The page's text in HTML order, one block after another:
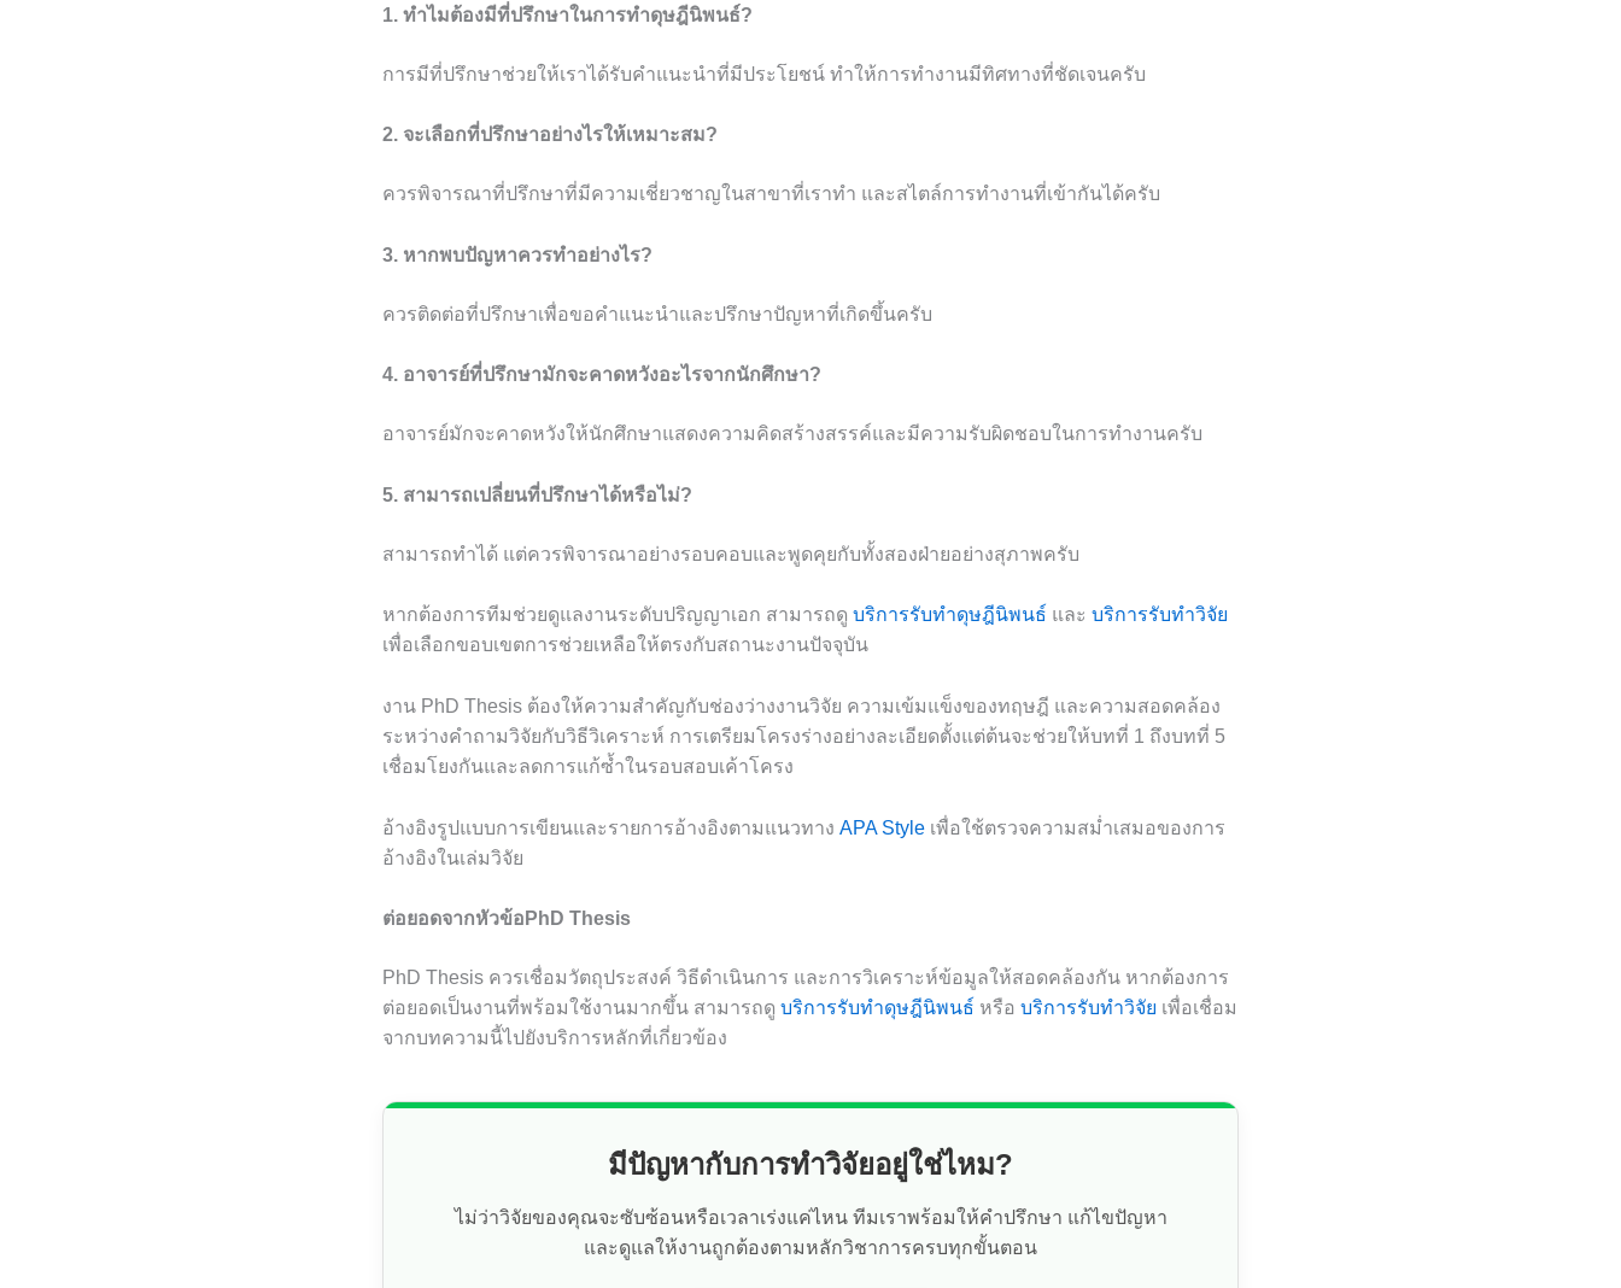
1. ทำไมต้องมีที่ปรึกษาในการทำดุษฎีนิพนธ์?
การมีที่ปรึกษาช่วยให้เราได้รับคำแนะนำที่มีประโยชน์ ทำให้การทำงานมีทิศทางที่ชัดเจนครับ
2. จะเลือกที่ปรึกษาอย่างไรให้เหมาะสม?
ควรพิจารณาที่ปรึกษาที่มีความเชี่ยวชาญในสาขาที่เราทำ และสไตล์การทำงานที่เข้ากันได้ครับ
3. หากพบปัญหาควรทำอย่างไร?
ควรติดต่อที่ปรึกษาเพื่อขอคำแนะนำและปรึกษาปัญหาที่เกิดขึ้นครับ
4. อาจารย์ที่ปรึกษามักจะคาดหวังอะไรจากนักศึกษา?
อาจารย์มักจะคาดหวังให้นักศึกษาแสดงความคิดสร้างสรรค์และมีความรับผิดชอบในการทำงานครับ
5. สามารถเปลี่ยนที่ปรึกษาได้หรือไม่?
สามารถทำได้ แต่ควรพิจารณาอย่างรอบคอบและพูดคุยกับทั้งสองฝ่ายอย่างสุภาพครับ
หากต้องการทีมช่วยดูแลงานระดับปริญญาเอก สามารถดู บริการรับทำดุษฎีนิพนธ์ และ บริการรับทำวิจัย
เพื่อเลือกขอบเขตการช่วยเหลือให้ตรงกับสถานะงานปัจจุบัน
งาน PhD Thesis ต้องให้ความสำคัญกับช่องว่างงานวิจัย ความเข้มแข็งของทฤษฎี และความสอดคล้อง
ระหว่างคำถามวิจัยกับวิธีวิเคราะห์ การเตรียมโครงร่างอย่างละเอียดตั้งแต่ต้นจะช่วยให้บทที่ 1 ถึงบทที่ 5
เชื่อมโยงกันและลดการแก้ซ้ำในรอบสอบเค้าโครง
อ้างอิงรูปแบบการเขียนและรายการอ้างอิงตามแนวทาง APA Style เพื่อใช้ตรวจความสม่ำเสมอของการ
อ้างอิงในเล่มวิจัย
ต่อยอดจากหัวข้อPhD Thesis
PhD Thesis ควรเชื่อมวัตถุประสงค์ วิธีดำเนินการ และการวิเคราะห์ข้อมูลให้สอดคล้องกัน หากต้องการ
ต่อยอดเป็นงานที่พร้อมใช้งานมากขึ้น สามารถดู บริการรับทำดุษฎีนิพนธ์ หรือ บริการรับทำวิจัย เพื่อเชื่อม
จากบทความนี้ไปยังบริการหลักที่เกี่ยวข้อง
มีปัญหากับการทำวิจัยอยู่ใช่ไหม?
ไม่ว่าวิจัยของคุณจะซับซ้อนหรือเวลาเร่งแค่ไหน ทีมเราพร้อมให้คำปรึกษา แก้ไขปัญหา
และดูแลให้งานถูกต้องตามหลักวิชาการครบทุกขั้นตอน